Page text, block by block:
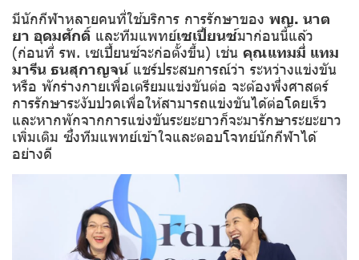
มีนักกีฬาหลายคนที่ใช้บริการ การรักษาของ พญ. นาต
ยา อุดมศักดิ์ และทีมแพทย์เซเปี้ยนซ์มาก่อนนี้แล้ว
(ก่อนที่ รพ. เซเปี้ยนซ์จะก่อตั้งขึ้น) เช่น คุณแทมมี่ แทม
มารีน ธนสุกาญจน์แชร์ประสบการณ์ว่า ระหว่างแข่งขัน
หรือ พักร่างกายเพื่อเตรียมแข่งขันต่อ จะต้องพึ่งศาสตร์
การรักษาระงับปวดเพื่อให้สามารถแข่งขันได้ต่อโดยเร็ว
และหากพักจากการแข่งขันระยะยาวก็จะมารักษาระยะยาว
เพิ่มเติม ซึ่งทีมแพทย์เข้าใจและตอบโจทย์นักกีฬาได้
อย่างดี